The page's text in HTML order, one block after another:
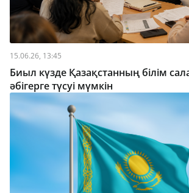
15.06.26, 13:45
Биыл күзде Қазақстанның білім
әбігерге түсуі мүмкін